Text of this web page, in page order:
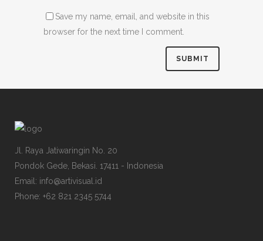
Save my name, email, and website in this
browser for the next time I comment.
Jl. Raya Jatiwaringin No. 20
Pondok Gede, Bekasi. 17411 - Indonesia
Email: info@artivisual.id
Phone: +62 821 2345 5744